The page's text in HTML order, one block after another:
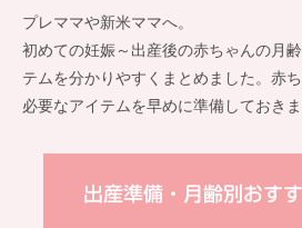
プレママや新米ママへ。
初めての妊娠～出産後の赤ちゃんの月
テムを分かりやすくまとめました。赤
必要なアイテムを早めに準備しておきま
出産準備・月齢別おす